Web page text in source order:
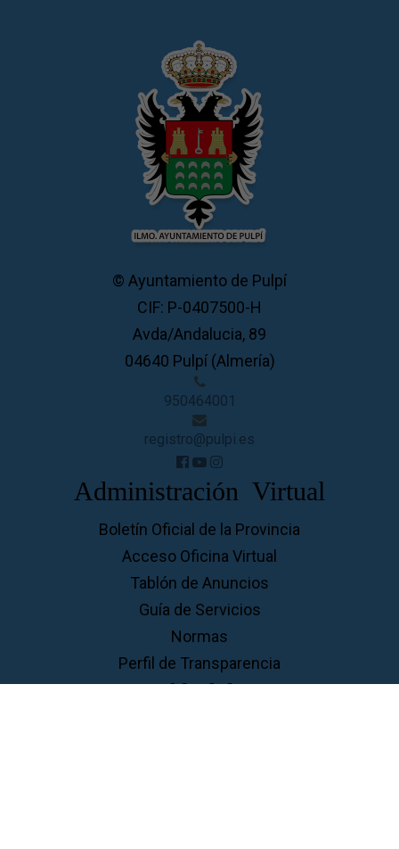
© Ayuntamiento de Pulpí
CIF: P-0407500-H
Avda/Andalucia, 89
04640 Pulpí (Almería)
950464001
registro@pulpi.es
Administración Virtual
Boletín Oficial de la Provincia
Acceso Oficina Virtual
Tablón de Anuncios
Guía de Servicios
Normas
Perfil de Transparencia
Perfil del ...